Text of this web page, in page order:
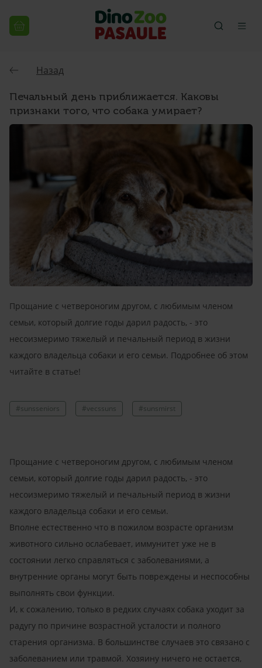
Назад
Печальный день приближается. Каковы
признаки того, что собака умирает?
Прощание с четвероногим другом, с любимым членом
семьи, который долгие годы дарил радость, - это
несоизмеримо тяжелый и печальный период в жизни
каждого владельца собаки и его семьи. Подробнее об этом
читайте в статье!
#sunsseniors #vecssuns #sunsmirst
Прощание с четвероногим другом, с любимым членом
семьи, который долгие годы дарил радость, - это
несоизмеримо тяжелый и печальный период в жизни
каждого владельца собаки и его семьи.
Вполне естественно что в пожилом возрасте организм
животного сильно ослабевает, иммунитет уже не в
состоянии легко справляться с заболеваниями, а
внутренние органы могут быть повреждены и неспособны
выполнять свои функции.
И, к сожалению, только в редких случаях собака уходит за
радугу по причине возрастной усталости и полного
старения организма. В большинстве случаев это связано с
заболеванием или травмой. Хозяину ничего не остается,